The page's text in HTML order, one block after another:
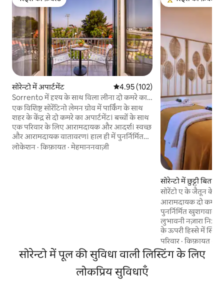
गेस्ट्स की फ़ेवरेट
सोरेन्टो में अपार्टमेंट औसत रेटिंग 5 में से 4.95, 102 समीक्षाएँ
4.95 (102)
Sorrento में दृश्य के साथ विला लीना दो कमरे का
अपार्टमेंट (304)
एक विशिष्ट सोरेंटिनो लेमन ग्रोव में पार्किंग के साथ
शहर के केंद्र से दो कमरे का अपार्टमेंट। बच्चों के साथ
एक परिवार के लिए आरामदायक और आदर्श। स्वच्छ
और आरामदायक वातावरण। हाल ही में पुनर्निर्मित
और सभी आराम से सुसज्जित। दो कमरे के अपार्टमेंट
लोकेशन ·किफ़ायत ·मेहमाननवाज़ी
गेस्ट्स का टॉप फ़ेवरेट
सोरेन्टो में छुट्टी बिताने
सोरेंटो ए के जैतून के
आरामदायक दो कमरे
पुनर्निर्मित खुशगवार
लुभावनी नज़ारा नि:
के ऊपरी हिस्से में
है, एक करामाती
एक भ्रमण या एक
आदर्श स्थान है। केंद्र
परिवार ·किफ़ायत
सोरेन्टो में पूल की सुविधा वाली लिस्टिंग के लिए
लोकप्रिय सुविधाएँ